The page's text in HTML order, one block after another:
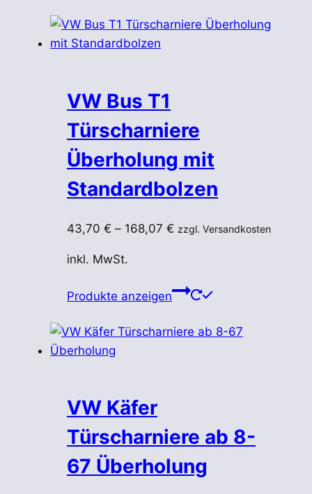
VW Bus T1
Türscharniere
Überholung mit
Standardbolzen
43,70 € – 168,07 € zzgl. Versandkosten
inkl. MwSt.
Produkte anzeigen
VW Käfer
Türscharniere ab 8-
67 Überholung